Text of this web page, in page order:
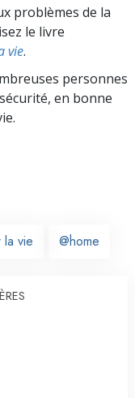
problèmes de la
le livre
vie.
personnes
en bonne
vie @home